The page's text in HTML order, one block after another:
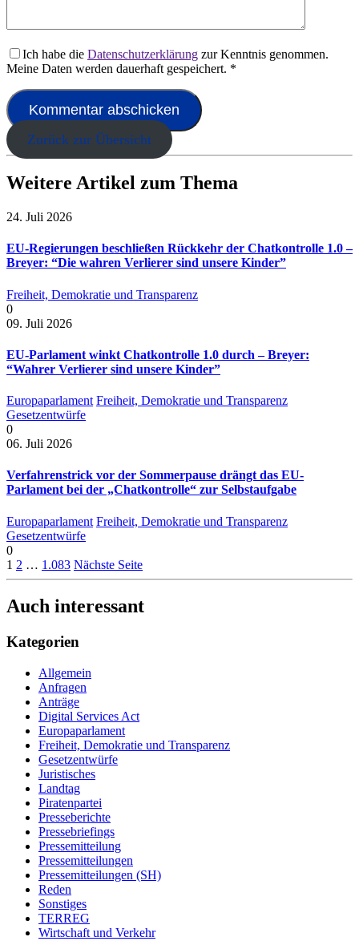
Ich habe die Datenschutzerklärung zur Kenntnis genommen.
Meine Daten werden dauerhaft gespeichert. *
Zurück zur Übersicht
Weitere Artikel zum Thema
24. Juli 2026
EU-Regierungen beschließen Rückkehr der Chatkontrolle 1.0 –
Breyer: “Die wahren Verlierer sind unsere Kinder”
Freiheit, Demokratie und Transparenz
0
09. Juli 2026
EU-Parlament winkt Chatkontrolle 1.0 durch – Breyer:
“Wahrer Verlierer sind unsere Kinder”
Europaparlament Freiheit, Demokratie und Transparenz
Gesetzentwürfe
0
06. Juli 2026
Verfahrenstrick vor der Sommerpause drängt das EU-
Parlament bei der „Chatkontrolle“ zur Selbstaufgabe
Europaparlament Freiheit, Demokratie und Transparenz
Gesetzentwürfe
0
1 2 … 1.083 Nächste Seite
Auch interessant
Kategorien
Allgemein
Anfragen
Anträge
Digital Services Act
Europaparlament
Freiheit, Demokratie und Transparenz
Gesetzentwürfe
Juristisches
Landtag
Piratenpartei
Presseberichte
Pressebriefings
Pressemitteilung
Pressemitteilungen
Pressemitteilungen (SH)
Reden
Sonstiges
TERREG
Wirtschaft und Verkehr